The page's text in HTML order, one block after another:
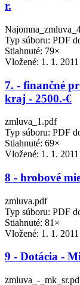
r.
Typ súboru: PDF
Stiahnuté: 79×
Vložené: 1. 1. 2011
7. - finančné
kraj - 2500.-€
zmluva_1.pdf
Typ súboru: PDF
Stiahnuté: 69×
Vložené: 1. 1. 2011
8 - hrobové
zmluva.pdf
Typ súboru: PDF
Stiahnuté: 81×
Vložené: 1. 1. 2011
9 - Dotácia -
zmluva_-